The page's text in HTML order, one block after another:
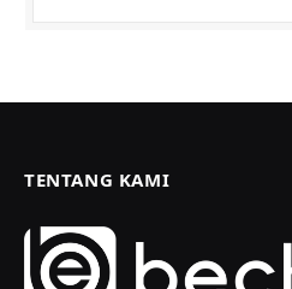
TENTANG KAMI